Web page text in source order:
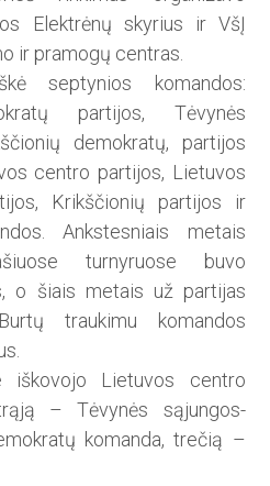
Elektrėnų skyrius ir VšĮ
ir pramogų centras.
septynios komandos:
partijos, Tėvynės
demokratų, partijos
centro partijos, Lietuvos
Krikščionių partijos ir
Ankstesniais metais
turnyruose buvo
o šiais metais už partijas
traukimu komandos
iškovojo Lietuvos centro
– Tėvynės sąjungos-
komanda, trečią –